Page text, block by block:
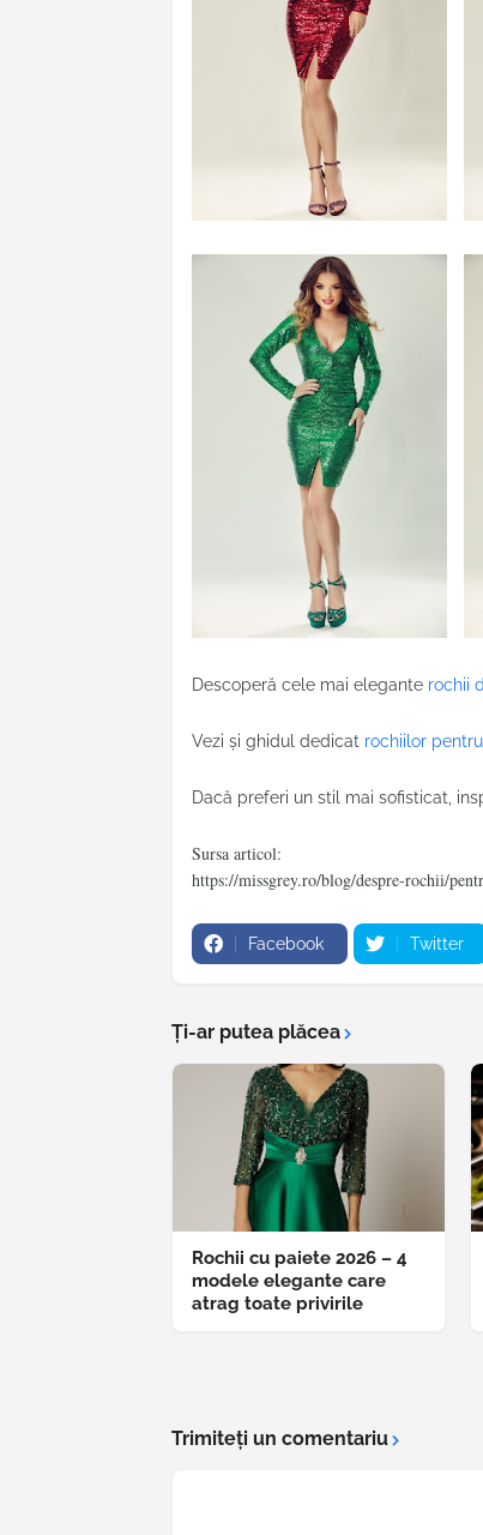
Descoperă cele mai elegante rochii
Vezi și ghidul dedicat rochiilor
Dacă preferi un stil mai sofisticat,
Sursa articol:
https://missgrey.ro/blog/despre-rochii/
Facebook Twitter
Ți-ar putea plăcea
Rochii cu paiete 2026 – 4
modele elegante care
atrag toate privirile
Trimiteți un comentariu